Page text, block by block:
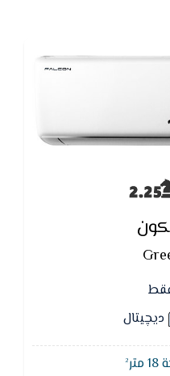
ديچيتال